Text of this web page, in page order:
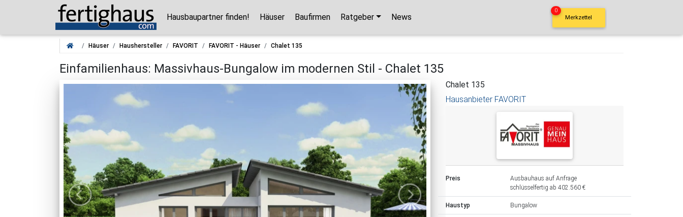
Hausbaupartner finden!
Mit wenigen Klicks hilft Ihnen unser Assistent,
unverbindlicher Kontakt
kostenlose Kataloge
zuverlässige Hersteller
Jetzt den Assistenten starten!
Hausbaupartner finden! Häuser Baufirmen Ratgeber News
Häuser Haushersteller FAVORIT FAVORIT - Häuser Chalet 135
Einfamilienhaus: Massivhaus-Bungalow im modernen Stil - Chalet 135
Chalet 135
Hausanbieter FAVORIT
Preis
Ausbauhaus auf Anfrage
schlüsselfertig ab 402.560 €
Haustyp Bungalow
Merkzettel
0